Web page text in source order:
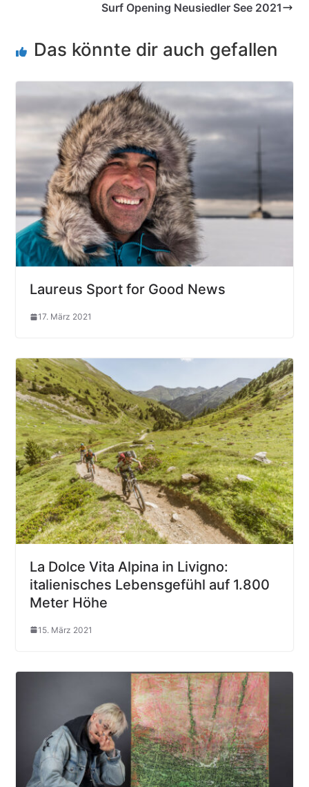
Surf Opening Neusiedler See 2021
Das könnte dir auch gefallen
Laureus Sport for Good News
17. März 2021
La Dolce Vita Alpina in Livigno:
italienisches Lebensgefühl auf 1.800
Meter Höhe
15. März 2021